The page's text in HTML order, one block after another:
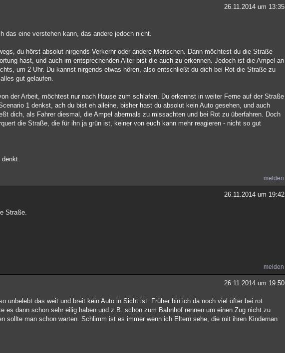
26.11.2014 um 13:35
das eine verstehen kann, das andere jedoch nicht.
du hörst absolut nirgends Verkerhr oder andere Menschen. Dann möchtest du die Straße
hast, und auch im entsprechenden Alter bist die auch zu erkennen. Jedoch ist die Ampel an
um 2 Uhr. Du kannst nirgends etwas hören, also entschließt du dich bei Rot die Straße zu
gut gelaufen.
der Arbeit, möchtest nur nach Hause zum schlafen. Du erkennst in weiter Ferne auf der Straße
1 denkst, ach du bist eh alleine, bisher hast du absolut kein Auto gesehen, und auch
dich, als Fahrer diesmal, die Ampel abermals zu missachten und bei Rot zu überfahren. Doch
die Straße, die für ihn ja grün ist, keiner von euch kann mehr reagieren - nicht so gut
denkt.
melden
26.11.2014 um 19:42
Straße.
melden
26.11.2014 um 19:50
unbelebt das weit und breit kein Auto in Sicht ist. Früher bin ich da noch viel öfter bei rot
es dann schon sehr eilig haben und z.B. schon zum Bahnhof rennen um einen Zug nicht zu
sollte man schon warten. Schlimm ist es immer wenn ich Eltern sehe, die mit ihren Kindernan